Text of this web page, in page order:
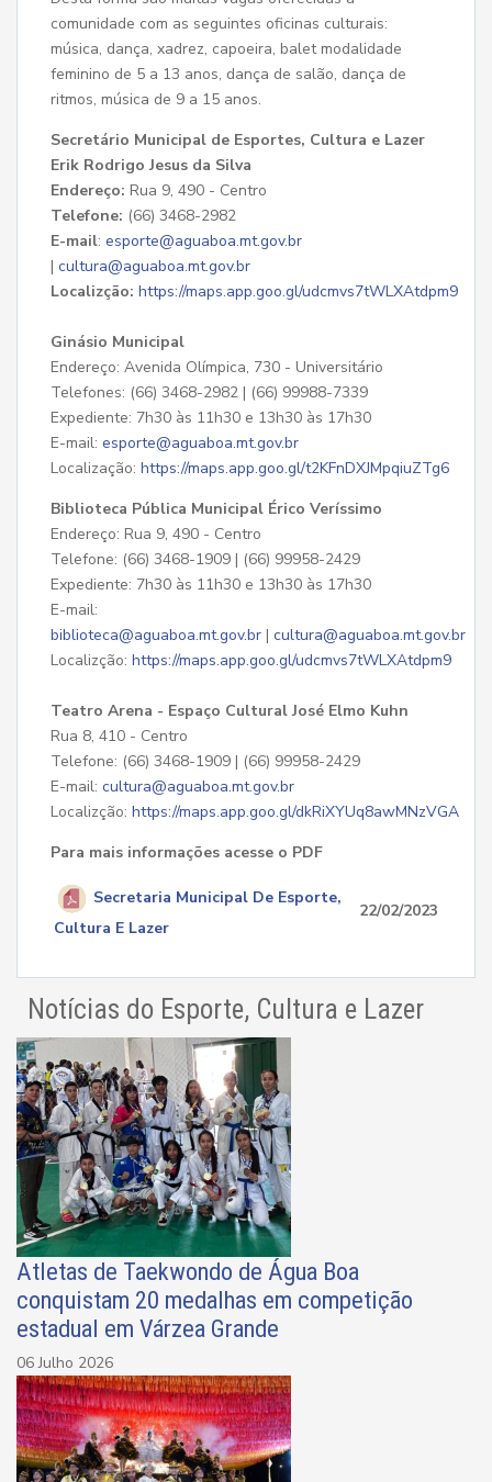
comunidade com as seguintes oficinas culturais:
música, dança, xadrez, capoeira, balet modalidade
feminino de 5 a 13 anos, dança de salão, dança de
ritmos, música de 9 a 15 anos.
Secretário Municipal de Esportes, Cultura e Lazer
Erik Rodrigo Jesus da Silva
Endereço: Rua 9, 490 - Centro
Telefone: (66) 3468-2982
E-mail: esporte@aguaboa.mt.gov.br
| cultura@aguaboa.mt.gov.br
Localizção: https://maps.app.goo.gl/udcmvs7tWLXAtdpm9
Ginásio Municipal
Endereço: Avenida Olímpica, 730 - Universitário
Telefones: (66) 3468-2982 | (66) 99988-7339
Expediente: 7h30 às 11h30 e 13h30 às 17h30
E-mail: esporte@aguaboa.mt.gov.br
Localização: https://maps.app.goo.gl/t2KFnDXJMpqiuZTg6
Biblioteca Pública Municipal Érico Veríssimo
Endereço: Rua 9, 490 - Centro
Telefone: (66) 3468-1909 | (66) 99958-2429
Expediente: 7h30 às 11h30 e 13h30 às 17h30
E-mail:
biblioteca@aguaboa.mt.gov.br | cultura@aguaboa.mt.gov.br
Localizção: https://maps.app.goo.gl/udcmvs7tWLXAtdpm9
Teatro Arena - Espaço Cultural José Elmo Kuhn
Rua 8, 410 - Centro
Telefone: (66) 3468-1909 | (66) 99958-2429
E-mail: cultura@aguaboa.mt.gov.br
Localizção: https://maps.app.goo.gl/dkRiXYUq8awMNzVGA
Para mais informações acesse o PDF
Secretaria Municipal De Esporte,
Cultura E Lazer
22/02/2023
Notícias do Esporte, Cultura e Lazer
Atletas de Taekwondo de Água Boa
conquistam 20 medalhas em competição
estadual em Várzea Grande
06 Julho 2026